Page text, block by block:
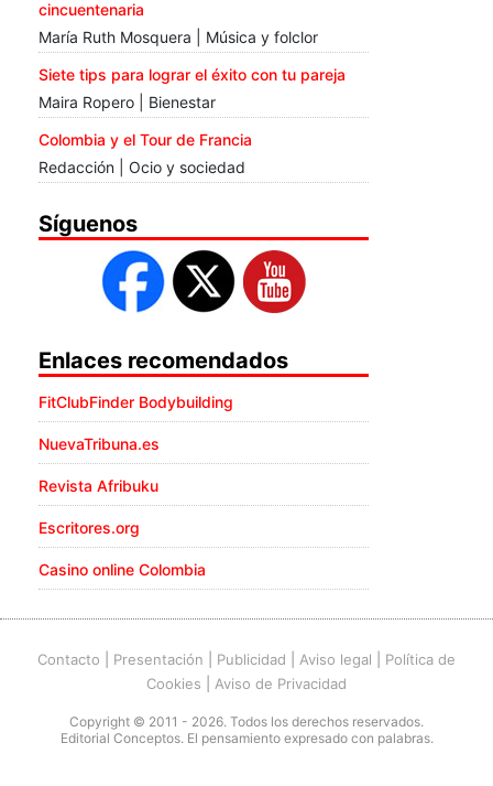
cincuentenaria
María Ruth Mosquera | Música y folclor
Siete tips para lograr el éxito con tu pareja
Maira Ropero | Bienestar
Colombia y el Tour de Francia
Redacción | Ocio y sociedad
Síguenos
Enlaces recomendados
FitClubFinder Bodybuilding
NuevaTribuna.es
Revista Afribuku
Escritores.org
Casino online Colombia
Contacto Presentación Publicidad Aviso legal
Política de
Cookies
Aviso de Privacidad
Copyright © 2011 - 2026. Todos los derechos reservados.
Editorial Conceptos. El pensamiento expresado con palabras.